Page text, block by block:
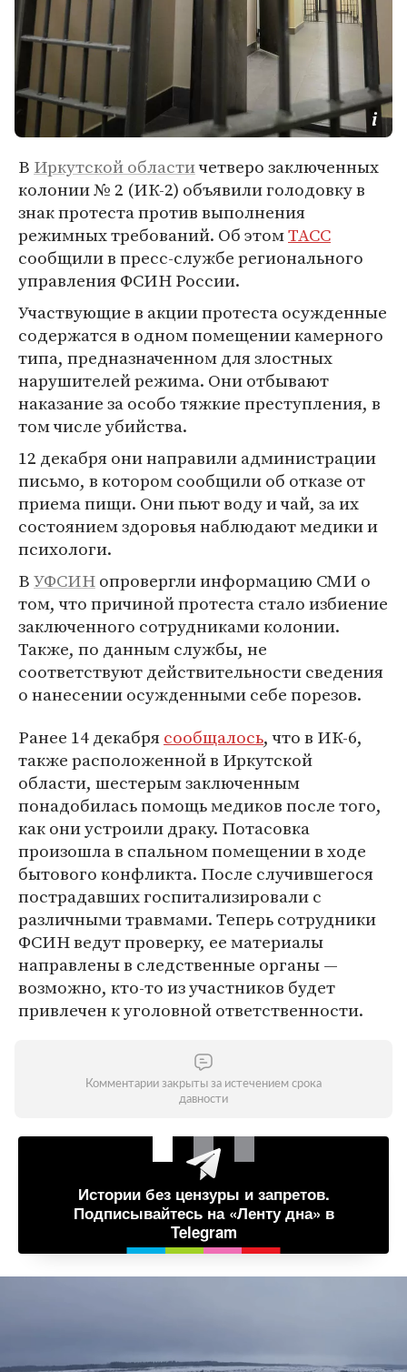
В Иркутской областичетверо заключенных
колонии № 2 (ИК-2) объявили голодовку в
знак протеста против выполнения
режимных требований. Об этомТАСС
сообщили в пресс-службе регионального
управления ФСИН России.
Участвующие в акции протеста осужденные
содержатся в одном помещении камерного
типа, предназначенном для злостных
нарушителей режима. Они отбывают
наказание за особо тяжкие преступления, в
том числе убийства.
12 декабря они направили администрации
письмо, в котором сообщили об отказе от
приема пищи. Они пьют воду и чай, за их
состоянием здоровья наблюдают медики и
психологи.
ВУФСИНопровергли информацию СМИ о
том, что причиной протеста стало избиение
заключенного сотрудниками колонии.
Также, по данным службы, не
соответствуют действительности сведения
о нанесении осужденными себе порезов.
Ранее 14 декабрясообщалось, что в ИК-6,
также расположенной в Иркутской
области, шестерым заключенным
понадобилась помощь медиков после того,
как они устроили драку. Потасовка
произошла в спальном помещении в ходе
бытового конфликта. После случившегося
пострадавших госпитализировали с
различными травмами. Теперь сотрудники
ФСИН ведут проверку, ее материалы
направлены в следственные органы —
возможно, кто-то из участников будет
привлечен к уголовной ответственности.
Комментарии закрыты за истечением срока
давности
Истории без цензуры и запретов.
Подписывайтесь на «Ленту дна» в
Telegram